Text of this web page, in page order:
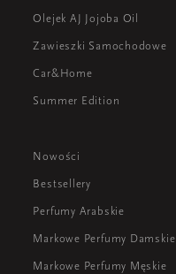
Olejek AJ Jojoba Oil
Zawieszki Samochodowe
Car&Home
Summer Edition
Nowości
Bestsellery
Perfumy Arabskie
Markowe Perfumy Damskie
Markowe Perfumy Męskie